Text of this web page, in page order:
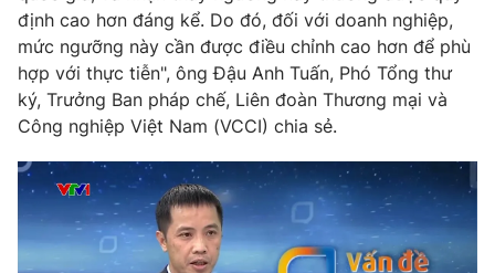
Cơ quan báo chí:Thời báo VTV
Giấy phép hoạt động báo in và báo điện tử số 483/GP-BTTTT
cấp ngày 29/12/2023
Tổng Biên tập:
Vũ Thanh Thủy
Phó Tổng Biên tập:Nguyễn Thị Mỹ Hạnh, Phạm Quốc Thắng,
Nguyễn Trọng Ninh
Tổng đài VTV:
024.38 355 931 - 024.38 355 932
Ðiện thoại Thời báo VTV:024.66 897 897
toasoan@vtv.vn
Liên hệ quảng cáo:
024-7300.7108
định cao hơn đáng kể. Do đó, đối với doanh nghiệp,
mức ngưỡng này cần được điều chỉnh cao hơn để phù
hợp với thực tiễn", ông Đậu Anh Tuấn, Phó Tổng thư
ký, Trưởng Ban pháp chế, Liên đoàn Thương mại và
Công nghiệp Việt Nam (VCCI) chia sẻ.